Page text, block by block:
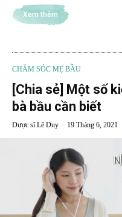
Xem thêm
CHĂM SÓC MẸ BẦU
[Chia sẻ] Một số
bà bầu cần biết
Dược sĩ Lê Duy - 19 Tháng 6, 2021